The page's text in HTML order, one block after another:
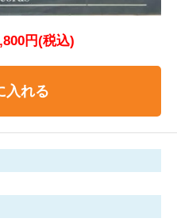
円(税込)
入れる